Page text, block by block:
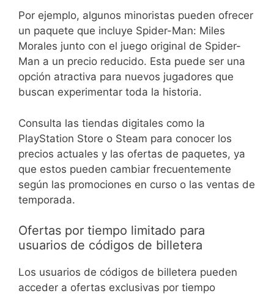
Por ejemplo, algunos minoristas pueden ofrecer
un paquete que incluye Spider-Man: Miles
Morales junto con el juego original de Spider-
Man a un precio reducido. Esta puede ser una
opción atractiva para nuevos jugadores que
buscan experimentar toda la historia.
Consulta las tiendas digitales como la
PlayStation Store o Steam para conocer los
precios actuales y las ofertas de paquetes, ya
que estos pueden cambiar frecuentemente
según las promociones en curso o las ventas de
temporada.
Ofertas por tiempo limitado para
usuarios de códigos de billetera
Los usuarios de códigos de billetera pueden
acceder a ofertas exclusivas por tiempo